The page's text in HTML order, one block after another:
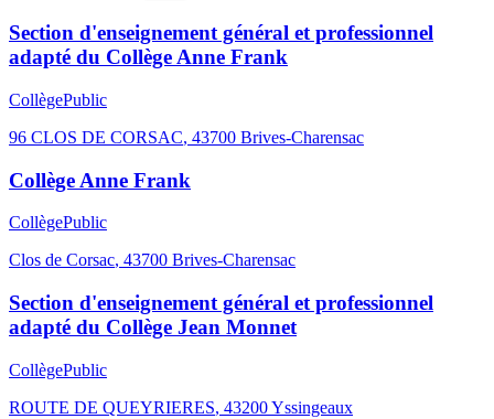
Section d'enseignement général et professionnel
adapté du Collège Anne Frank
CollègePublic
96 CLOS DE CORSAC, 43700 Brives-Charensac
Collège Anne Frank
CollègePublic
Clos de Corsac, 43700 Brives-Charensac
Section d'enseignement général et professionnel
adapté du Collège Jean Monnet
CollègePublic
ROUTE DE QUEYRIERES, 43200Yssingeaux